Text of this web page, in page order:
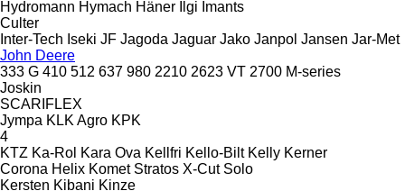
Hydromann Hymach Häner Ilgi Imants
Culter
Inter-Tech Iseki JF Jagoda Jaguar Jako Janpol Jansen Jar-Met
John Deere
333 G 410 512 637 980 2210 2623 VT 2700 M-series
Joskin
SCARIFLEX
Jympa KLK Agro KPK
4
KTZ Ka-Rol Kara Ova Kellfri Kello-Bilt Kelly Kerner
Corona Helix Komet Stratos X-Cut Solo
Kersten Kibani Kinze